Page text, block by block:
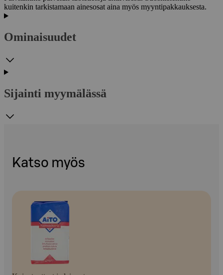
kuitenkin tarkistamaan ainesosat aina myös myyntipakkauksesta.
Ominaisuudet
Sijainti myymälässä
Katso myös